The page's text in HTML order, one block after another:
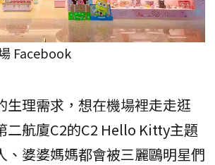
Facebook
生理需求，想在機場裡走走逛
二航廈C2的C2 Hello Kitty主題
、婆婆媽媽都會被三麗鷗明星們